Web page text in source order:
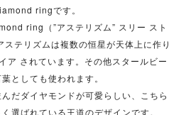
ringです。
ring（”アステリズム” スリー スト
テリズムは複数の恒星が天体上に作り
ア されています。その他スタールビー
としても使われます。
だダイヤモンドが可愛らしい、こちら
選ばれている王道のデザインです。